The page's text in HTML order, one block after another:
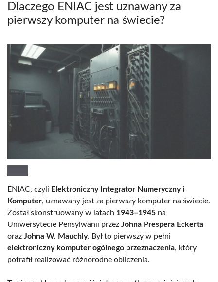
Dlaczego ENIAC jest uznawany za
pierwszy komputer na świecie?
ENIAC, czyli Elektroniczny Integrator Numeryczny i
Komputer, uznawany jest za pierwszy komputer na świecie.
Został skonstruowany w latach 1943–1945 na
Uniwersytecie Pensylwanii przez Johna Prespera Eckerta
oraz Johna W. Mauchly. Był to pierwszy w pełni
elektroniczny komputer ogólnego przeznaczenia, który
potrafił realizować różnorodne obliczenia.